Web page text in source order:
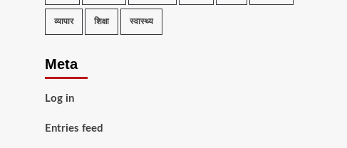
व्यापार शिक्षा स्वास्थ्य
Meta
Log in
Entries feed